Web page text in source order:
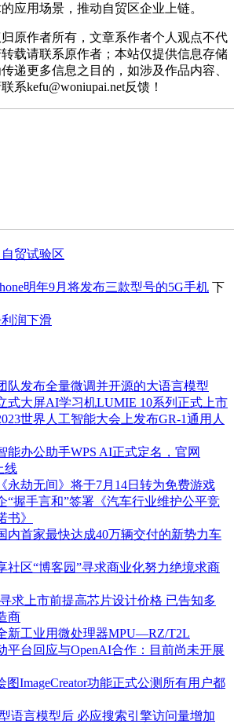
应用场景，推动自贸区企业上链。
原作者所有，文章系作者个人观点不代
载请联系原作者；本站仅提供信息存储
递更多信息之目的，如涉及作品内容、
系kefu@woniupai.net反馈！
贸试验区
明年9月将发布三款型号的5G手机 下
润下滑
队发布全量微调并开源的大语言模型
式大屏AI学习机LUMIE 10系列正式上市
世界人工智能大会上发布GR-1通用人
能办公助手WPS AI正式定名，官网
线
永劫无间》将于7月14日转为免费游戏
“握手言和”签署《汽车行业维护公平竞
书》
内首家最快达成40万辆交付的新势力车
社区“博客园”寻求商业化努力绝境求商
求上市前提高芯片设计价格 已告知多
商
新工业用微处理器MPU—RZ/T2L
平台回应与OpenAI合作：目前尚未开展
图ImageCreator功能正式公测所有用户都
语言模型后 必应搜索引擎访问量增加